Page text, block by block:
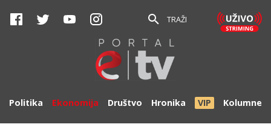
TRAŽI
Politika Ekonomija Društvo Hronika VIP Kolumne